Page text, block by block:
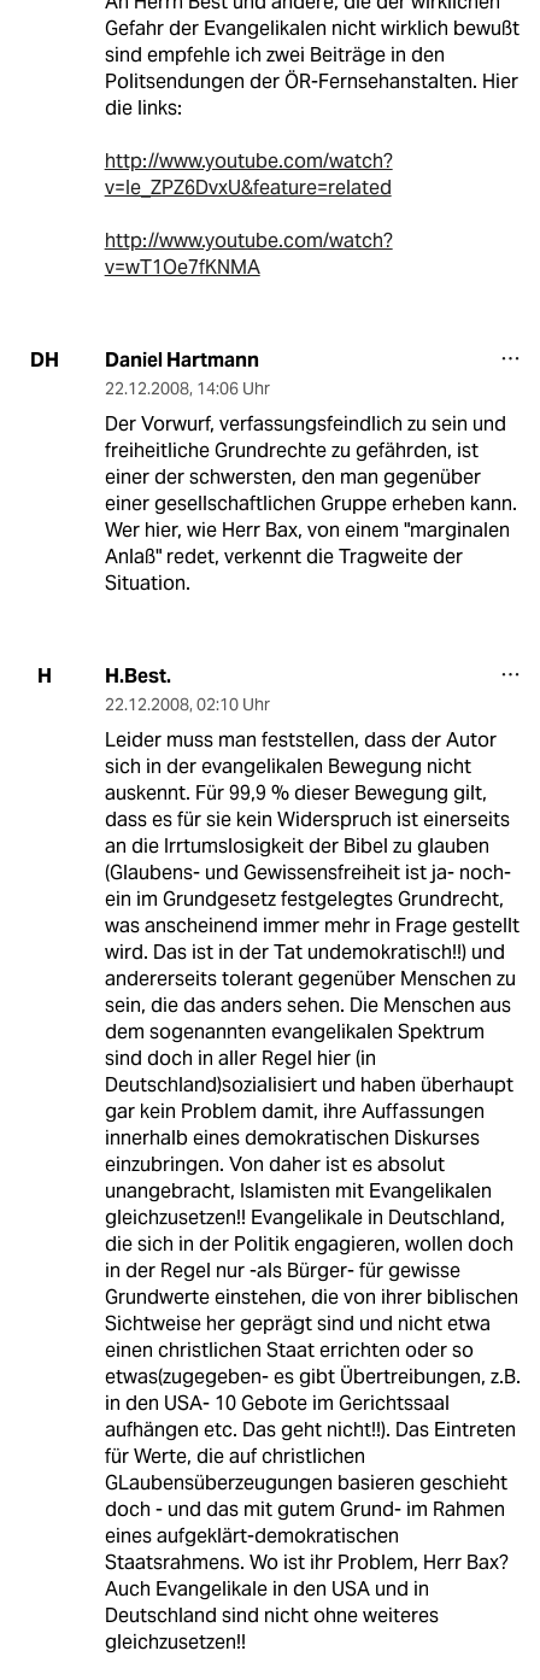
Gefahr der Evangelikalen nicht wirklich bewußt
sind empfehle ich zwei Beiträge in den
Politsendungen der ÖR-Fernsehanstalten. Hier
die links:
http://www.youtube.com/watch?
v=Ie_ZPZ6DvxU&feature=related
http://www.youtube.com/watch?
v=wT1Oe7fKNMA
DH Daniel Hartmann
22.12.2008, 14:06 Uhr
Der Vorwurf, verfassungsfeindlich zu sein und
freiheitliche Grundrechte zu gefährden, ist
einer der schwersten, den man gegenüber
einer gesellschaftlichen Gruppe erheben kann.
Wer hier, wie Herr Bax, von einem "marginalen
Anlaß" redet, verkennt die Tragweite der
Situation.
H H.Best.
22.12.2008, 02:10 Uhr
Leider muss man feststellen, dass der Autor
sich in der evangelikalen Bewegung nicht
auskennt. Für 99,9 % dieser Bewegung gilt,
dass es für sie kein Widerspruch ist einerseits
an die Irrtumslosigkeit der Bibel zu glauben
(Glaubens- und Gewissensfreiheit ist ja- noch-
ein im Grundgesetz festgelegtes Grundrecht,
was anscheinend immer mehr in Frage gestellt
wird. Das ist in der Tat undemokratisch!!) und
andererseits tolerant gegenüber Menschen zu
sein, die das anders sehen. Die Menschen aus
dem sogenannten evangelikalen Spektrum
sind doch in aller Regel hier (in
Deutschland)sozialisiert und haben überhaupt
gar kein Problem damit, ihre Auffassungen
innerhalb eines demokratischen Diskurses
einzubringen. Von daher ist es absolut
unangebracht, Islamisten mit Evangelikalen
gleichzusetzen!! Evangelikale in Deutschland,
die sich in der Politik engagieren, wollen doch
in der Regel nur -als Bürger- für gewisse
Grundwerte einstehen, die von ihrer biblischen
Sichtweise her geprägt sind und nicht etwa
einen christlichen Staat errichten oder so
etwas(zugegeben- es gibt Übertreibungen, z.B.
in den USA- 10 Gebote im Gerichtssaal
aufhängen etc. Das geht nicht!!). Das Eintreten
für Werte, die auf christlichen
GLaubensüberzeugungen basieren geschieht
doch - und das mit gutem Grund- im Rahmen
eines aufgeklärt-demokratischen
Staatsrahmens. Wo ist ihr Problem, Herr Bax?
Auch Evangelikale in den USA und in
Deutschland sind nicht ohne weiteres
gleichzusetzen!!